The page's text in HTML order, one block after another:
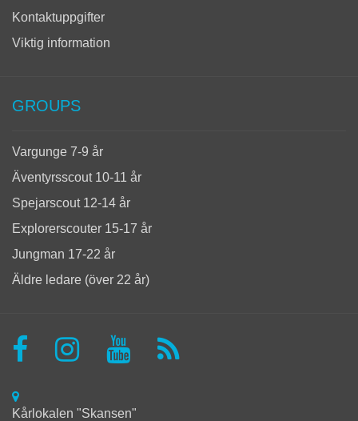
Kontaktuppgifter
Viktig information
GROUPS
Vargunge 7-9 år
Äventyrsscout 10-11 år
Spejarscout 12-14 år
Explorerscouter 15-17 år
Jungman 17-22 år
Äldre ledare (över 22 år)
Kårlokalen "Skansen"